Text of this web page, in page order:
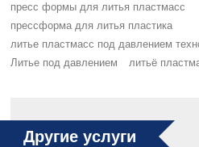
пресс формы для литья пластмасс
прессформа для литья пластика
литье пластмасс под давлением
Литье под давлением
литьё
Другие услуги